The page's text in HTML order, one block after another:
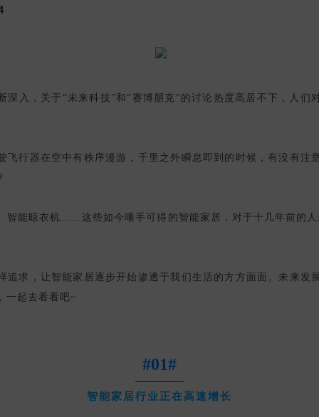
深入，关于“未来科技”和“赛博朋克”的讨论热度高居不下，人们
飞行器在空中有秩序漫游，千里之外瞬息即到的时候，有没有注
智能晾衣机……这些如今唾手可得的智能家居，对于十几年前的
追求，让智能家居逐步开始渗透于我们生活的方方面面。未来发
一起去看看吧~
#01#
智能家居行业正在高速增长